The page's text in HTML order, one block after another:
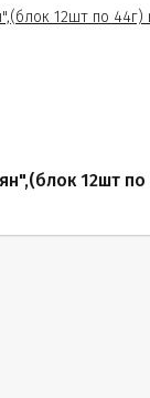
12шт по